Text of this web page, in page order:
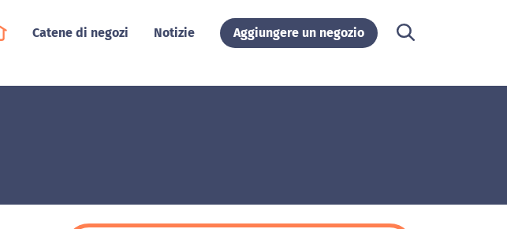
Catene di negozi Notizie Aggiungere un negozio